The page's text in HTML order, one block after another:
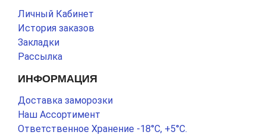
Личный Кабинет
История заказов
Закладки
Рассылка
ИНФОРМАЦИЯ
Доставка заморозки
Наш Ассортимент
Ответственное Хранение -18°С, +5°С.